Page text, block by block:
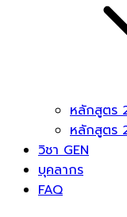
หลักสูตร
หลักสูตร
วิชา GEN
บุคลากร
FAQ